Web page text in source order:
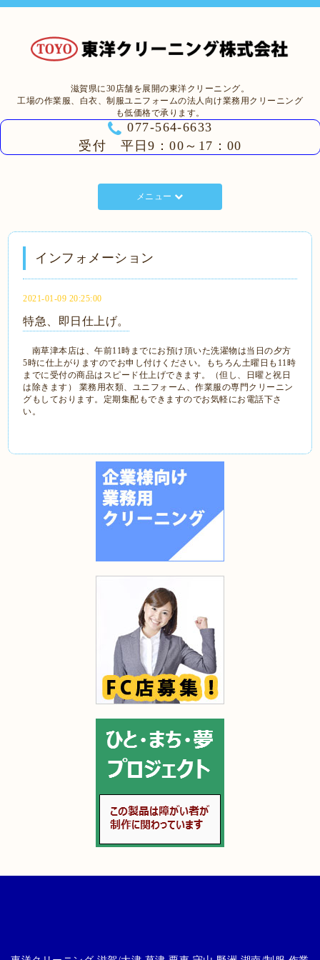
滋賀県に30店舗を展開の東洋クリーニング。
工場の作業服、白衣、制服ユニフォームの法人向け業務用クリーニング
も低価格で承ります。
077-564-6633
受付 平日9：00～17：00
メニュー
インフォメーション
2021-01-09 20:25:00
特急、即日仕上げ。
南草津本店は、午前11時までにお預け頂いた洗濯物は当日の夕方
5時に仕上がりますのでお申し付けください。もちろん土曜日も11時
までに受付の商品はスピード仕上げできます。（但し、日曜と祝日
は除きます） 業務用衣類、ユニフォーム、作業服の専門クリーニン
グもしております。定期集配もできますのでお気軽にお電話下さ
い。